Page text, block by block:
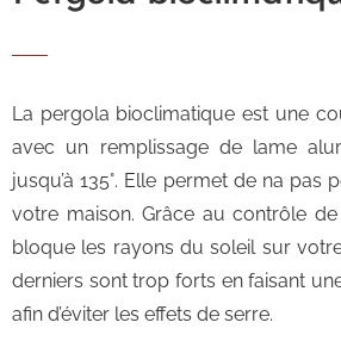
La pergola bioclimatique est une
avec un remplissage de lame
jusqu’à 135°. Elle permet de na pas
votre maison. Grâce au contrôle de
bloque les rayons du soleil sur
derniers sont trop forts en faisant
afin d’éviter les effets de serre.